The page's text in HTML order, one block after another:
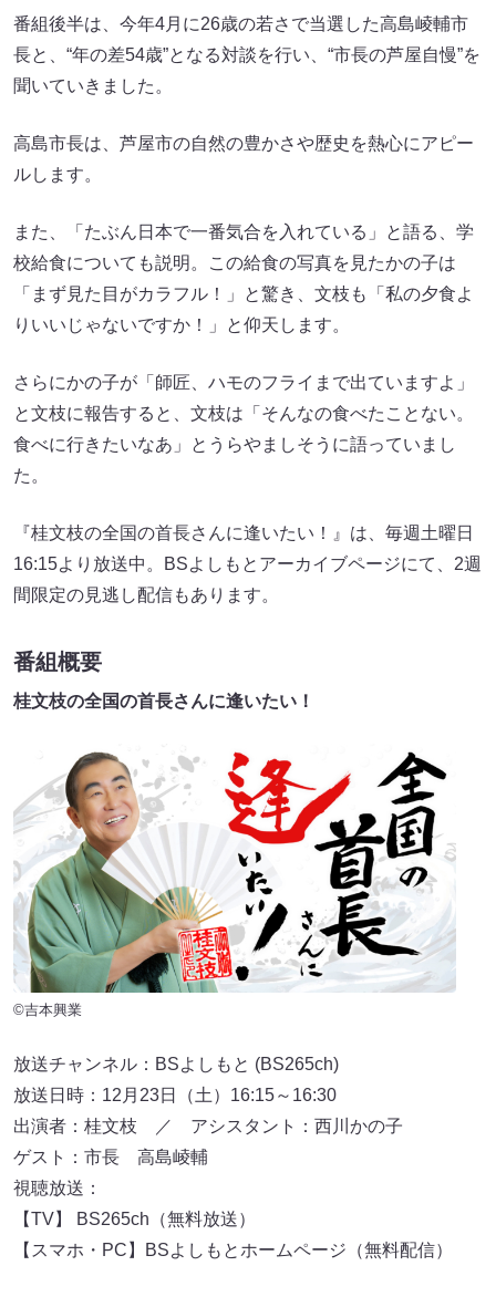
番組後半は、今年4月に26歳の若さで当選した高島崚輔市
長と、“年の差54歳”となる対談を行い、“市長の芦屋自慢”を
聞いていきました。
高島市長は、芦屋市の自然の豊かさや歴史を熱心にアピー
ルします。
また、「たぶん日本で一番気合を入れている」と語る、学
校給食についても説明。この給食の写真を見たかの子は
「まず見た目がカラフル！」と驚き、文枝も「私の夕食よ
りいいじゃないですか！」と仰天します。
さらにかの子が「師匠、ハモのフライまで出ていますよ」
と文枝に報告すると、文枝は「そんなの食べたことない。
食べに行きたいなあ」とうらやましそうに語っていまし
た。
『桂文枝の全国の首長さんに逢いたい！』は、毎週土曜日
16:15より放送中。BSよしもとアーカイブページにて、2週
間限定の見逃し配信もあります。
番組概要
桂文枝の全国の首長さんに逢いたい！
©吉本興業
放送チャンネル：BSよしもと (BS265ch)
放送日時：12月23日（土）16:15～16:30
出演者：桂文枝 ／ アシスタント：西川かの子
ゲスト：市長 高島崚輔
視聴放送：
【TV】 BS265ch（無料放送）
【スマホ・PC】BSよしもとホームページ（無料配信）